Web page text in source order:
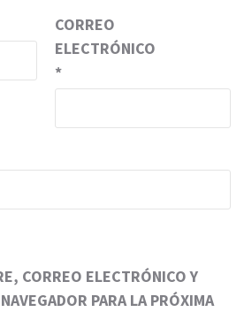
CORREO
ELECTRÓNICO
*
CORREO ELECTRÓNICO Y
PARA LA PRÓXIMA